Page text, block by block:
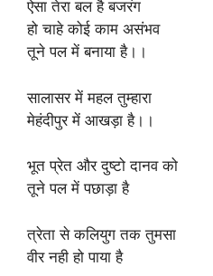
ऐसा तेरा बल है बजरंग
हो चाहे कोई काम असंभव
तूने पल में बनाया है।।
सालासर में महल तुम्हारा
मेहंदीपुर में आखड़ा है।।
भूत प्रेत और दुष्टो दानव को
तूने पल में पछाड़ा है
त्रेता से कलियुग तक तुमसा
वीर नही हो पाया है